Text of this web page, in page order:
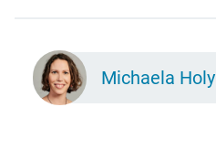
Michaela Holy